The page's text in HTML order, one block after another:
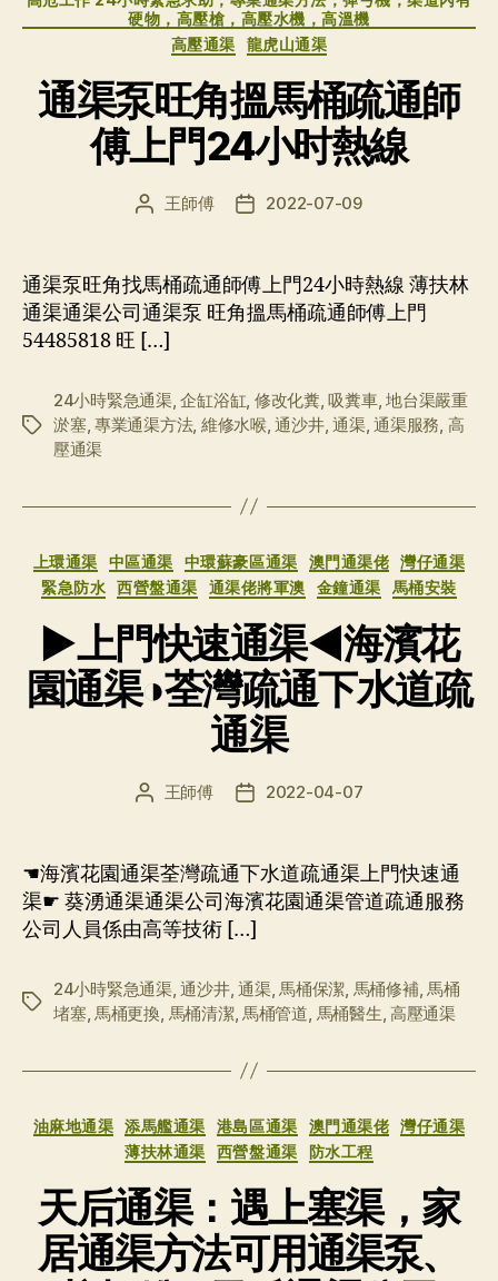
硬物，高壓槍，高壓水機，高溫機
高壓通渠
龍虎山通渠
通渠泵旺角搵馬桶疏通師
傅上門24小时熱線
文
者
王師傅
发
期
2022-07-09
通渠泵旺角找馬桶疏通師傅上門24小時熱線 薄扶林
通渠通渠公司通渠泵 旺角搵馬桶疏通師傅上門
54485818 旺 […]
标
24小時緊急通渠,企缸浴缸 修改化糞 ,吸糞車,地台渠嚴重
淤塞, 專業通渠方法, 維修水喉 ,通沙井,通渠,通渠服務 高
壓通渠
分
类
上環通渠 中區通渠 中環蘇豪區通渠 澳門通渠佬 灣仔通渠
緊急防水 西營盤通渠 通渠佬將軍澳 金鐘通渠 馬桶安裝
▶上門快速通渠◀海濱花
園通渠◑荃灣疏通下水道疏
通渠
文
者
王師傅
发
期
2022-04-07
☚海濱花園通渠荃灣疏通下水道疏通渠上門快速通
渠☛ 葵湧通渠通渠公司海濱花園通渠管道疏通服務
公司人員係由高等技術 […]
标
24小時緊急通渠,通沙井,通渠, 馬桶保潔 馬桶修補 馬桶
堵塞, 馬桶更換 馬桶清潔, 馬桶管道 馬桶醫生 高壓通渠
分
类
油麻地通渠 添馬艦通渠 港島區通渠 澳門通渠佬 灣仔通渠
薄扶林通渠
西營盤通渠 防水工程
天后通渠：遇上塞渠，家
居通渠方法可用通渠泵、